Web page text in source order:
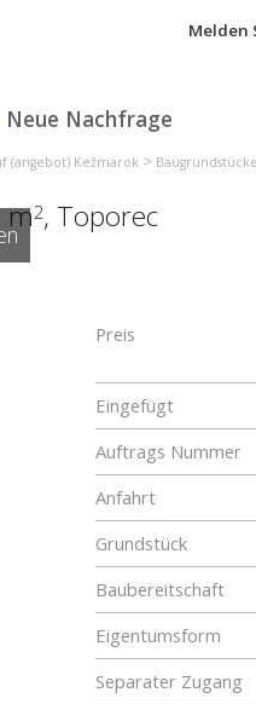
Melden
Neue Nachfrage
(angebot) Kežmarok >
m2, Toporec
Preis
Eingefügt
Auftrags Nummer
Anfahrt
Grundstück
Baubereitschaft
Eigentumsform
Separater Zugang